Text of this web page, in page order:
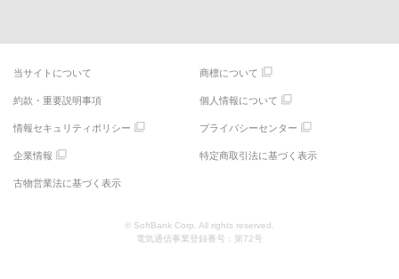
当サイトについて 商標について
約款・重要説明事項 個人情報について
情報セキュリティポリシー プライバシーセンター
企業情報 特定商取引法に基づく表示
古物営業法に基づく表示
© SoftBank Corp. All rights reserved.
電気通信事業登録番号：第72号